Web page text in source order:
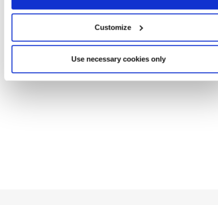
Customize
Use necessary cookies only
Ref: 2200010430 Ref: 2100004940